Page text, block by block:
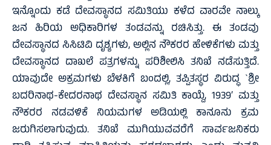
ಇನ್ನೊಂದು ಕಡೆ ದೇವಸ್ಥಾನದ ಸಮಿತಿಯು ಕಳೆದ ವಾರವೇ ನಾಲ್ಕು
ಜನ ಹಿರಿಯ ಅಧಿಕಾರಿಗಳ ತಂಡವನ್ನು ರಚಿಸಿತ್ತು. ಈ ತಂಡವು
ದೇವಸ್ಥಾನದ ಸಿಸಿಟಿವಿ ದೃಶ್ಯಗಳು, ಅಲ್ಲಿನ ನೌಕರರ ಹೇಳಿಕೆಗಳು ಮತ್ತು
ದೇವಸ್ಥಾನದ ದಾಖಲೆ ಪತ್ರಗಳನ್ನು ಪರಿಶೀಲಿಸಿ ತನಿಖೆ ನಡೆಸುತ್ತಿದೆ.
ಯಾವುದೇ ಅಕ್ರಮಗಳು ಬೆಳಕಿಗೆ ಬಂದಲ್ಲಿ, ತಪ್ಪಿತಸ್ಥರ ವಿರುದ್ಧ `ಶ್ರೀ
ಬದರಿನಾಥ-ಕೇದರನಾಥ ದೇವಸ್ಥಾನ ಸಮಿತಿ ಕಾಯ್ದೆ, 1939′ ಮತ್ತು
ನೌಕರರ ನಡವಳಿಕೆ ನಿಯಮಗಳ ಅಡಿಯಲ್ಲಿ ಕಾನೂನು ಕ್ರಮ
ಜರುಗಿಸಲಾಗುವುದು. ತನಿಖೆ ಮುಗಿಯುವವರೆಗೆ ಸಾರ್ವಜನಿಕರು